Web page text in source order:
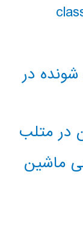
در
در متلب
ماشین